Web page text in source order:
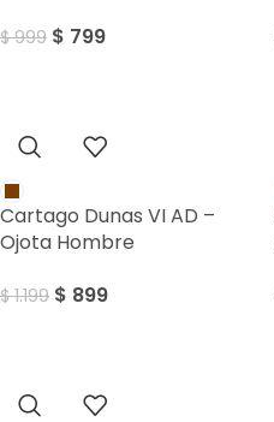
$999 $ 799
Cartago Dunas VI AD –
Ojota Hombre
$1.199 $ 899